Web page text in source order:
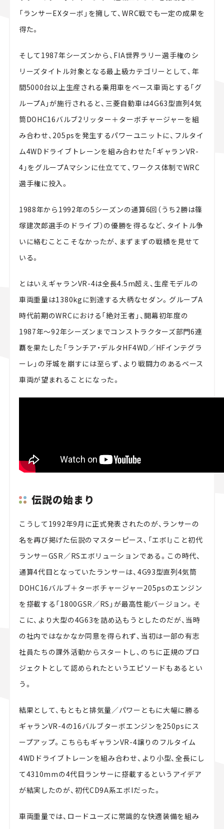
「ランサーEXターボ」を擁して、WRC戦でも一定の成果を
得た。
そして1987年シーズンから、FIA世界ラリー選手権のシ
リーズタイトル対象となる最上級カテゴリーとして、年
間5000台以上生産される乗用車をベース車両とする「グ
ループA」が施行されると、三菱自動車は4G63型直列4気
筒DOHC16バルブ2リッター＋ターボチャージャーを組
み合わせ、205psを発生するパワーユニットに、フルタイ
ム4WDドライブトレーンを組み合わせた「ギャランVR-
4」をグループAマシンに仕立てて、ワークス体制でWRC
選手権に投入。
1988年から1992年の5シーズンの通算6回（うち2勝は篠
塚建次郎選手のドライブ）の優勝を得るなど、タイトル争
いに絡むことこそなかったが、まずまずの戦績を見せて
いる。
とはいえギャランVR-4は全長4.5m超え、生産モデルの
車両重量は1380kgに到達する大柄なセダン。グループA
時代前期のWRCにおける「絶対王者」、開幕初年度の
1987年～92年シーズンまでコンストラクターズ部門6連
覇を果たした「ランチア・デルタHF4WD／HFインテグラ
ーレ」の牙城を崩すには至らず、より戦闘力のあるベース
車両が望まれることになった。
伝説の始まり
こうして1992年9月に正式発表されたのが、ランサーの
名を再び掲げた伝説のマスターピース、「エボI」こと初代
ランサーGSR／RSエボリューションである。この時代、
通算4代目となっていたランサーは、4G93型直列4気筒
DOHC16バルブ＋ターボチャージャー205psのエンジン
を搭載する「1800GSR／RS」が最高性能バージョン。そ
こに、より大型の4G63を詰め込もうとしたのだが、当時
の社内ではなかなか同意を得られず、当初は一部の有志
社員たちの課外活動からスタートし、のちに正規のプロ
ジェクトとして認められたというエピソードもあるとい
う。
結果として、もともと排気量／パワーともに大幅に勝る
ギャランVR-4の16バルブターボエンジンを250psにス
ープアップ。こちらもギャランVR-4譲りのフルタイム
4WDドライブトレーンを組み合わせ、より小型、全長にし
て4310mmの4代目ランサーに搭載するというアイデア
が結実したのが、初代CD9A系エボIだった。
車両重量では、ロードユーズに常識的な快適装備を組み